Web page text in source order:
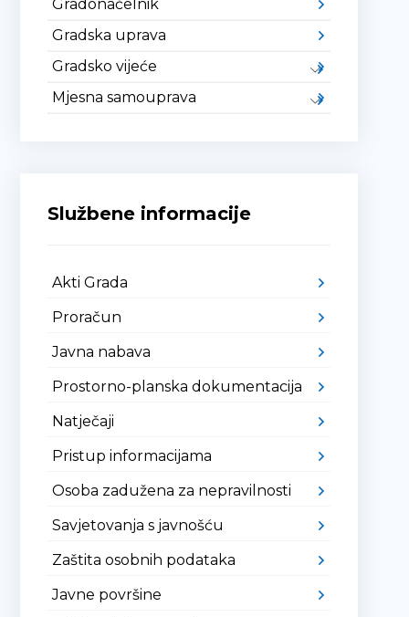
Gradonačelnik
Gradska uprava
Gradsko vijeće
Mjesna samouprava
Službene informacije
Akti Grada
Proračun
Javna nabava
Prostorno-planska dokumentacija
Natječaji
Pristup informacijama
Osoba zadužena za nepravilnosti
Savjetovanja s javnošću
Zaštita osobnih podataka
Javne površine